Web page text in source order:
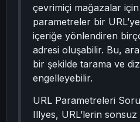
çevrimiçi mağazalar
parametreler bir
içeriğe yönlendiren
adresi oluşabilir. Bu,
bir şekilde tarama ve
engelleyebilir.
URL Parametreleri
Illyes, URL’lerin